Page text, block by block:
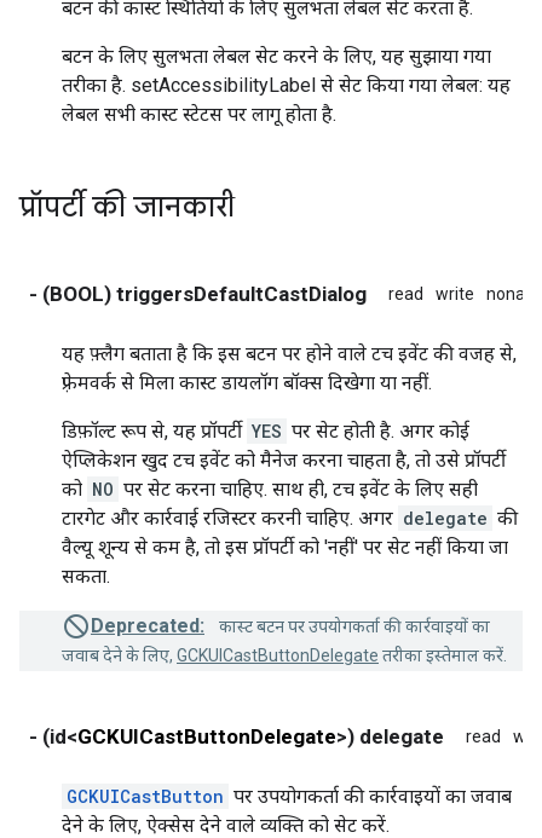
बटन की कास्ट स्थितियों के लिए सुलभता लेबल सेट करता है.
बटन के लिए सुलभता लेबल सेट करने के लिए, यह सुझाया गया
तरीका है. setAccessibilityLabel से सेट किया गया लेबल: यह
लेबल सभी कास्ट स्टेटस पर लागू होता है.
प्रॉपर्टी की जानकारी
- (BOOL) triggersDefaultCastDialog read write
यह फ़्लैग बताता है कि इस बटन पर होने वाले टच इवेंट की वजह से,
फ़्रेमवर्क से मिला कास्ट डायलॉग बॉक्स दिखेगा या नहीं.
डिफ़ॉल्ट रूप से, यह प्रॉपर्टी YES पर सेट होती है. अगर कोई
ऐप्लिकेशन खुद टच इवेंट को मैनेज करना चाहता है, तो उसे प्रॉपर्टी
को NO पर सेट करना चाहिए. साथ ही, टच इवेंट के लिए सही
टारगेट और कार्रवाई रजिस्टर करनी चाहिए. अगर delegate की
वैल्यू शून्य से कम है, तो इस प्रॉपर्टी को 'नहीं' पर सेट नहीं किया जा
सकता.
Deprecated:
कास्ट बटन पर उपयोगकर्ता की कार्रवाइयों का
जवाब देने के लिए, GCKUICastButtonDelegate तरीका इस्तेमाल करें.
- (id<GCKUICastButtonDelegate>) delegate read
GCKUICastButton पर उपयोगकर्ता की कार्रवाइयों का जवाब
देने के लिए, ऐक्सेस देने वाले व्यक्ति को सेट करें.